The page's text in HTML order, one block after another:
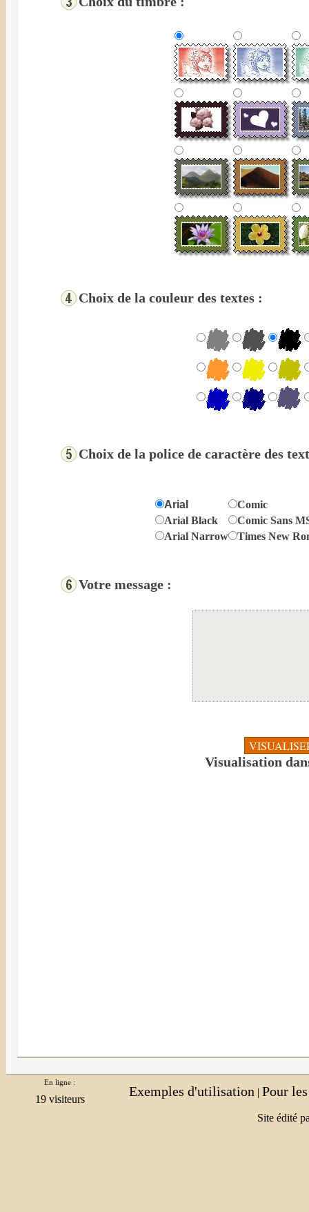
Choix de la couleur des textes :
Choix de la police de caractère des
Arial
Comic
Arial Black
Comic Sans
Arial Narrow
Times New
Votre message :
Visualisation
En ligne :
Exemples d'utilisation | Pour
Site édité